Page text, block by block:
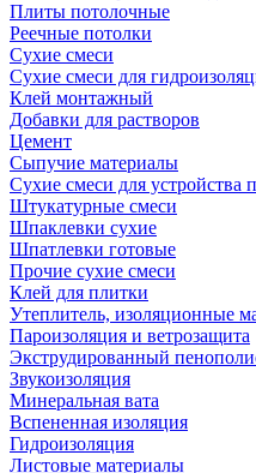
Плиты потолочные
Реечные потолки
Сухие смеси
Сухие смеси для
Клей монтажный
Добавки для растворов
Цемент
Сыпучие материалы
Сухие смеси для устройства
Штукатурные смеси
Шпаклевки сухие
Шпатлевки готовые
Прочие сухие смеси
Клей для плитки
Утеплитель, изоляционные
Пароизоляция и ветрозащита
Экструдированный
Звукоизоляция
Минеральная вата
Вспененная изоляция
Гидроизоляция
Листовые материалы